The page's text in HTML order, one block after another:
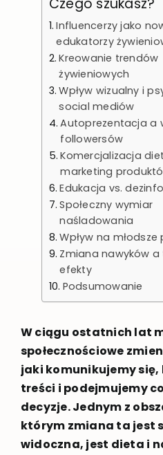
Czego szukasz?
Influencerzy jako
edukatorzy
Kreowanie trendów
żywieniowych
Wpływ wizualny i
social mediów
Autoprezentacja a
followersów
Komercjalizacja
marketing
Edukacja vs.
Społeczny wymiar
naśladowania
Wpływ na młodsze
Zmiana nawyków a
efekty
Podsumowanie
W ciągu ostatnich lat
społecznościowe
jaki komunikujemy
treści i podejmujemy
decyzje. Jednym z
którym zmiana ta jest
widoczna, jest dieta i